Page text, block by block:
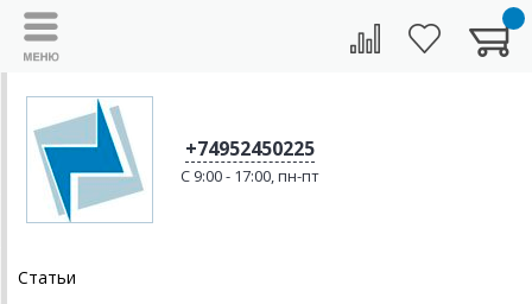
+74952450225
C 9:00 - 17:00, пн-пт
Статьи